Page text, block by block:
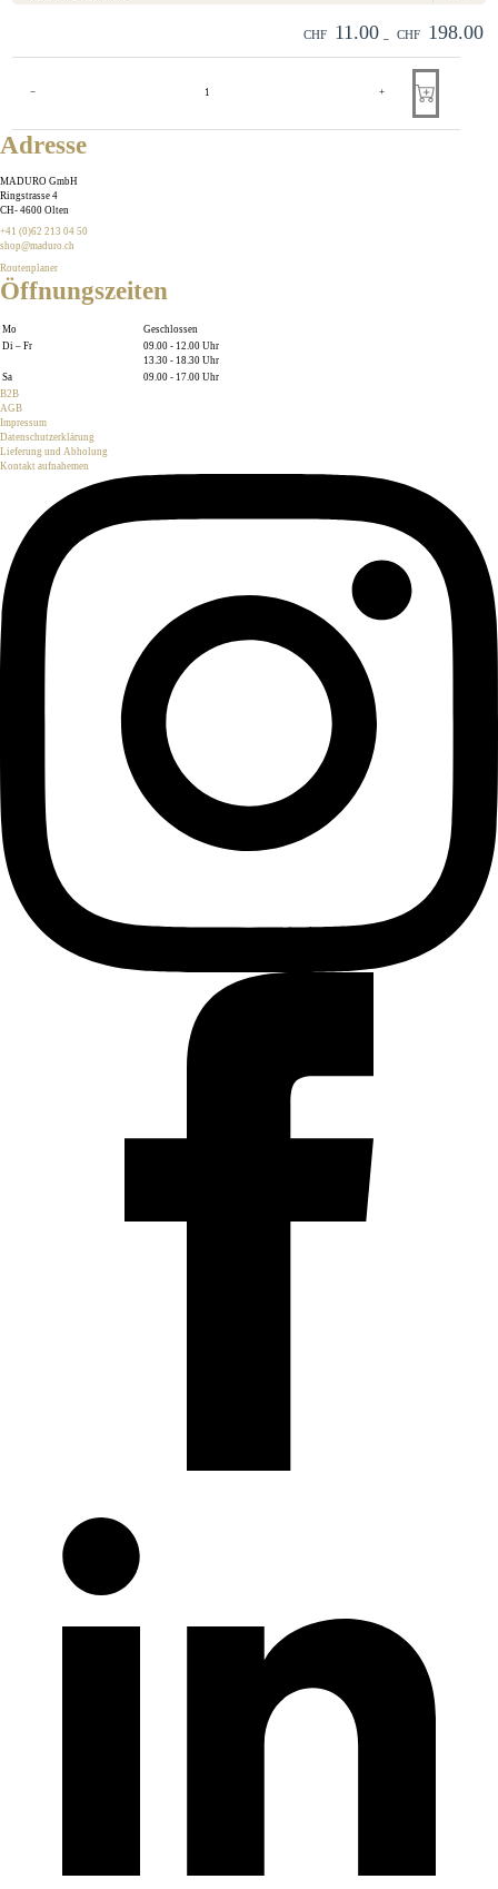
CHF 11.00 – CHF 198.00
− +
Adresse
MADURO GmbH
Ringstrasse 4
CH- 4600 Olten
+41 (0)62 213 04 50
shop@maduro.ch
Routenplaner
Öffnungszeiten
Mo
Geschlossen
Di – Fr
09.00 - 12.00 Uhr
13.30 - 18.30 Uhr
Sa
09.00 - 17.00 Uhr
B2B
AGB
Impressum
Datenschutzerklärung
Lieferung und Abholung
Kontakt aufnahemen